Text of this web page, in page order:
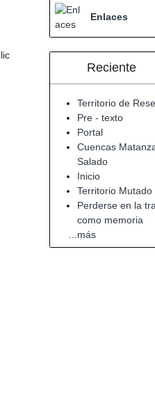
Enlaces
Reciente
Territorio de
Pre - texto
Portal
Cuencas
Salado
Inicio
Territorio Mutado
Perderse en la
como memoria
...más